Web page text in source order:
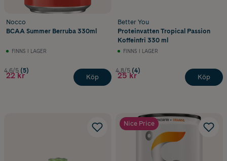
Nocco
BCAA Summer Berruba 330ml
FINNS I LAGER
4.6/5 (5)
22 kr Köp
Better You
Proteinvatten Tropical Passion
Koffeinfri 330 ml
FINNS I LAGER
4.8/5 (4)
25 kr Köp
Nice Price